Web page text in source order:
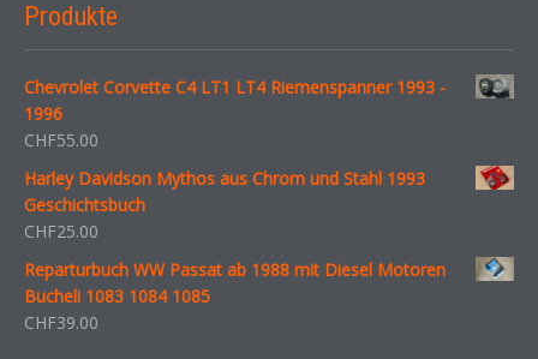
Produkte
Chevrolet Corvette C4 LT1 LT4 Riemenspanner 1993 -
1996
CHF55.00
Harley Davidson Mythos aus Chrom und Stahl 1993
Geschichtsbuch
CHF25.00
Reparturbuch WW Passat ab 1988 mit Diesel Motoren
Bucheli 1083 1084 1085
CHF39.00